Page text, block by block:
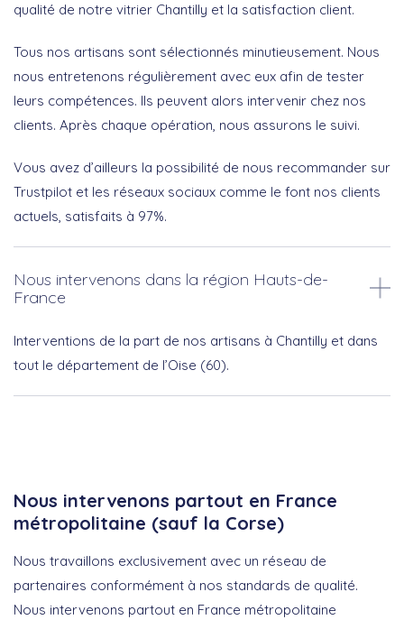
qualité de notre vitrier Chantilly et la satisfaction client.
Tous nos artisans sont sélectionnés minutieusement. Nous
nous entretenons régulièrement avec eux afin de tester
leurs compétences. Ils peuvent alors intervenir chez nos
clients. Après chaque opération, nous assurons le suivi.
Vous avez d’ailleurs la possibilité de nous recommander sur
Trustpilot et les réseaux sociaux comme le font nos clients
actuels, satisfaits à 97%.
Nous intervenons dans la région Hauts-de-
France
Interventions de la part de nos artisans à Chantilly et dans
tout le département de l’Oise (60).
Nous intervenons partout en France
métropolitaine (sauf la Corse)
Nous travaillons exclusivement avec un réseau de
partenaires conformément à nos standards de qualité.
Nous intervenons partout en France métropolitaine